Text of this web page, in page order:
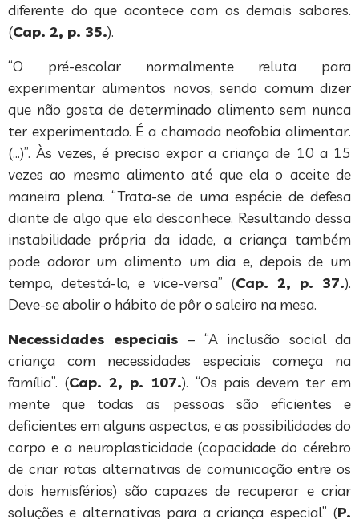
diferente do que acontece com os demais sabores.
(Cap. 2, p. 35.).
“O pré-escolar normalmente reluta para
experimentar alimentos novos, sendo comum dizer
que não gosta de determinado alimento sem nunca
ter experimentado. É a chamada neofobia alimentar.
(…)”. Às vezes, é preciso expor a criança de 10 a 15
vezes ao mesmo alimento até que ela o aceite de
maneira plena. “Trata-se de uma espécie de defesa
diante de algo que ela desconhece. Resultando dessa
instabilidade própria da idade, a criança também
pode adorar um alimento um dia e, depois de um
tempo, detestá-lo, e vice-versa” (Cap. 2, p. 37.).
Deve-se abolir o hábito de pôr o saleiro na mesa.
Necessidades especiais – “A inclusão social da
criança com necessidades especiais começa na
família”. (Cap. 2, p. 107.). “Os pais devem ter em
mente que todas as pessoas são eficientes e
deficientes em alguns aspectos, e as possibilidades do
corpo e a neuroplasticidade (capacidade do cérebro
de criar rotas alternativas de comunicação entre os
dois hemisférios) são capazes de recuperar e criar
soluções e alternativas para a criança especial” (P.